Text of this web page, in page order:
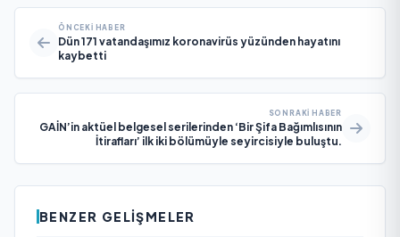
ÖNCEKI HABER
Dün 171 vatandaşımız koronavirüs yüzünden hayatını
kaybetti
SONRAKI HABER
GAİN’in aktüel belgesel serilerinden ‘Bir Şifa Bağımlısının
İtirafları’ ilk iki bölümüyle seyircisiyle buluştu.
BENZER GELIŞMELER